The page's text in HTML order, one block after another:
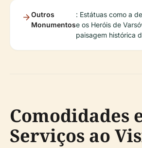
Outros
Monumentos
: Estátuas como a
e os Heróis de
paisagem histórica
Comodidades
Serviços ao